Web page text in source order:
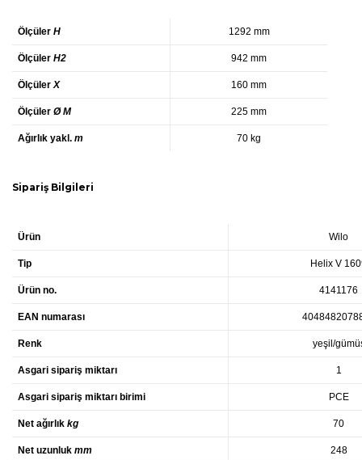
Ölçüler H 1292 mm
Ölçüler H2 942 mm
Ölçüler X 160 mm
Ölçüler Ø M 225 mm
Ağırlık yakl. m 70 kg
Sipariş Bilgileri
Ürün Wilo
Tip Helix V
Ürün no. 4141176
EAN numarası
Renk yeşil/
Asgari sipariş miktarı 1
Asgari sipariş miktarı birimi PCE
Net ağırlık kg 70
Net uzunluk mm 248